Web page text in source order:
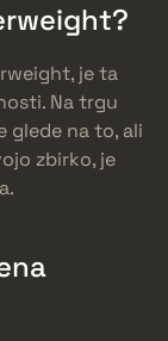
je ta
Na trgu
glede na to, ali
zbirko, je